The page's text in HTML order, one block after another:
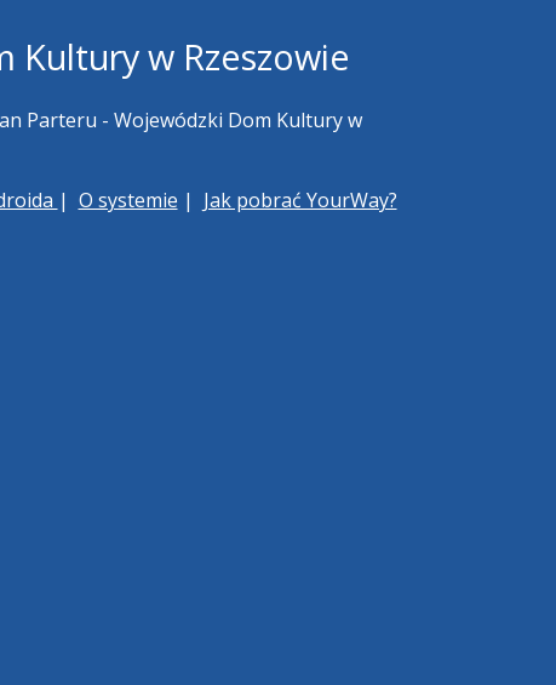
Kultury w Rzeszowie
Parteru - Wojewódzki Dom Kultury w
| O systemie | Jak pobrać YourWay?